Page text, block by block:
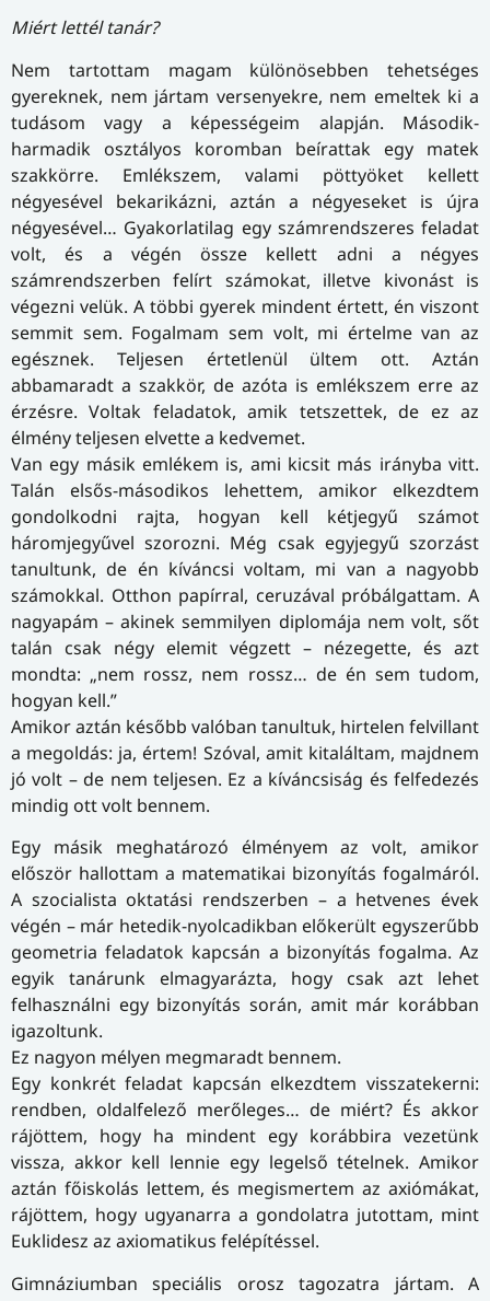
Miért lettél tanár?
Nem tartottam magam különösebben tehetséges
gyereknek, nem jártam versenyekre, nem emeltek ki a
tudásom vagy a képességeim alapján. Második-
harmadik osztályos koromban beírattak egy matek
szakkörre. Emlékszem, valami pöttyöket kellett
négyesével bekarikázni, aztán a négyeseket is újra
négyesével… Gyakorlatilag egy számrendszeres feladat
volt, és a végén össze kellett adni a négyes
számrendszerben felírt számokat, illetve kivonást is
végezni velük. A többi gyerek mindent értett, én viszont
semmit sem. Fogalmam sem volt, mi értelme van az
egésznek. Teljesen értetlenül ültem ott. Aztán
abbamaradt a szakkör, de azóta is emlékszem erre az
érzésre. Voltak feladatok, amik tetszettek, de ez az
élmény teljesen elvette a kedvemet.
Van egy másik emlékem is, ami kicsit más irányba vitt.
Talán elsős-másodikos lehettem, amikor elkezdtem
gondolkodni rajta, hogyan kell kétjegyű számot
háromjegyűvel szorozni. Még csak egyjegyű szorzást
tanultunk, de én kíváncsi voltam, mi van a nagyobb
számokkal. Otthon papírral, ceruzával próbálgattam. A
nagyapám – akinek semmilyen diplomája nem volt, sőt
talán csak négy elemit végzett – nézegette, és azt
mondta: „nem rossz, nem rossz… de én sem tudom,
hogyan kell.”
Amikor aztán később valóban tanultuk, hirtelen felvillant
a megoldás: ja, értem! Szóval, amit kitaláltam, majdnem
jó volt – de nem teljesen. Ez a kíváncsiság és felfedezés
mindig ott volt bennem.
Egy másik meghatározó élményem az volt, amikor
először hallottam a matematikai bizonyítás fogalmáról.
A szocialista oktatási rendszerben – a hetvenes évek
végén – már hetedik-nyolcadikban előkerült egyszerűbb
geometria feladatok kapcsán a bizonyítás fogalma. Az
egyik tanárunk elmagyarázta, hogy csak azt lehet
felhasználni egy bizonyítás során, amit már korábban
igazoltunk.
Ez nagyon mélyen megmaradt bennem.
Egy konkrét feladat kapcsán elkezdtem visszatekerni:
rendben, oldalfelező merőleges… de miért? És akkor
rájöttem, hogy ha mindent egy korábbira vezetünk
vissza, akkor kell lennie egy legelső tételnek. Amikor
aztán főiskolás lettem, és megismertem az axiómákat,
rájöttem, hogy ugyanarra a gondolatra jutottam, mint
Euklidesz az axiomatikus felépítéssel.
Gimnáziumban speciális orosz tagozatra jártam. A